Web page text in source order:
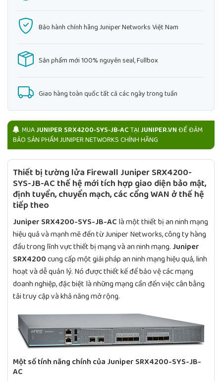
Bảo hành chính hãng Juniper Networks Việt Nam
Sản phẩm mới 100% nguyên seal, Fullbox
Giao hàng toàn quốc tất cả các ngày trong tuần
MUAJUNIPER SRX4200-SYS-JB-ACTẠIJUNIPER.VNĐỂ ĐẢM
BẢO SẢN PHẨM JUNIPER NETWORKS CHÍNH HÃNG
Thiết bị tường lửa Firewall Juniper SRX4200-
SYS-JB-AC thế hệ mới tích hợp giao diện bảo mật,
định tuyển, chuyển mạch, các cổng WAN ở thế hệ
tiếp theo
Juniper SRX4200-SYS-JB-AC là một thiết bị an ninh mạng
hiệu quả và mạnh mẽ đến từ Juniper Networks, công ty hàng
đầu trong lĩnh vực thiết bị mạng và an ninh mạng. Juniper
SRX4200cung cấp một giải pháp an ninh mạng hiệu quả, linh
hoạt và dễ quản lý. Nó được thiết kế để bảo vệ các mạng
doanh nghiệp, đặc biệt là những mạng cần đến việc cân bằng
tải truy cập và khả năng mở rộng.
Một số tính năng chính của Juniper SRX4200-SYS-JB-
AC